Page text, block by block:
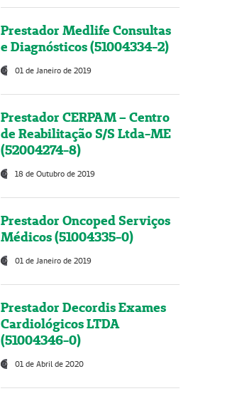
Prestador Medlife Consultas
e Diagnósticos (51004334-2)
01 de Janeiro de 2019
Prestador CERPAM – Centro
de Reabilitação S/S Ltda-ME
(52004274-8)
18 de Outubro de 2019
Prestador Oncoped Serviços
Médicos (51004335-0)
01 de Janeiro de 2019
Prestador Decordis Exames
Cardiológicos LTDA
(51004346-0)
01 de Abril de 2020